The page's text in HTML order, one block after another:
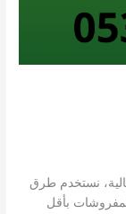
نستخدم طرق
بأقل